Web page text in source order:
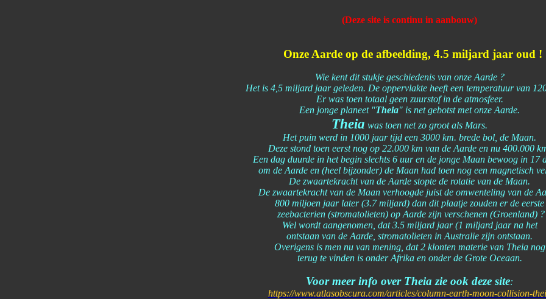
(Deze site is continu in aanbouw)
Onze Aarde op de afbeelding, 4.5 miljard jaar oud !
Wie kent dit stukje geschiedenis van onze Aarde ?
Het is 4,5 miljard jaar geleden. De oppervlakte heeft een temperatuur van
Er was toen totaal geen zuurstof in de atmosfeer.
Een jonge planeet "Theia" is net gebotst met onze Aarde.
Theia was toen net zo groot als Mars.
Het puin werd in 1000 jaar tijd een 3000 km. brede bol, de Maan.
Deze stond toen eerst nog op 22.000 km van de Aarde en nu 400.000
Een dag duurde in het begin slechts 6 uur en de jonge Maan bewoog in 17
om de Aarde en (heel bijzonder) de Maan had toen nog een magnetisch
De zwaartekracht van de Aarde stopte de rotatie van de Maan.
De zwaartekracht van de Maan verhoogde juist de omwenteling van de
800 miljoen jaar later (3.7 miljard) dan dit plaatje zouden er de eerste
zeebacterien (stromatolieten) op Aarde zijn verschenen (Groenland) ?
Wel wordt aangenomen, dat 3.5 miljard jaar (1 miljard jaar na het
ontstaan van de Aarde, stromatolieten in Australie zijn ontstaan.
Overigens is men nu van mening, dat 2 klonten materie van Theia nog
terug te vinden is onder Afrika en onder de Grote Oceaan.
Voor meer info over Theia zie ook deze site:
https://www.atlasobscura.com/articles/column-earth-moon-collision-